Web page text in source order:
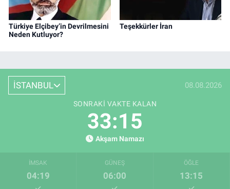
Türkiye Elçibey’in Devrilmesini
Neden Kutluyor?
Teşekkürler İran
İSTANBUL 08.08.2026
SONRAKI VAKTE KALAN
33:14
Akşam Namazı
İMSAK
04:19
GÜNEŞ
06:00
ÖĞLE
13:15